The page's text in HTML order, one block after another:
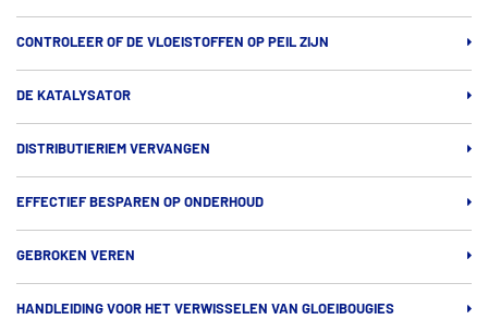
CONTROLEER OF DE VLOEISTOFFEN OP PEIL ZIJN
DE KATALYSATOR
DISTRIBUTIERIEM VERVANGEN
EFFECTIEF BESPAREN OP ONDERHOUD
GEBROKEN VEREN
HANDLEIDING VOOR HET VERWISSELEN VAN GLOEIBOUGIES